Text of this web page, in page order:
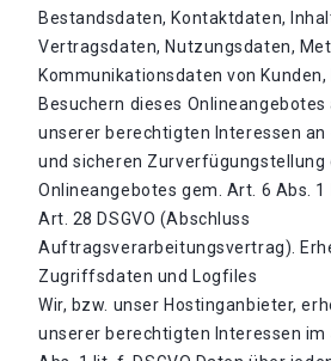
Bestandsdaten, Kontaktdaten,
Vertragsdaten, Nutzungsdaten,
Kommunikationsdaten von
Besuchern dieses Onlineangebotes
unserer berechtigten Interessen
und sicheren Zurverfügungstellung
Onlineangebotes gem. Art. 6 Abs. 1
Art. 28 DSGVO (Abschluss
Auftragsverarbeitungsvertrag).
Zugriffsdaten und Logfiles
Wir, bzw. unser Hostinganbieter,
unserer berechtigten Interessen im